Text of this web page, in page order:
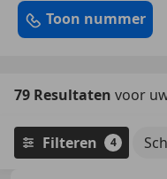
Toon nummer
79 Resultaten voor
Filteren 4